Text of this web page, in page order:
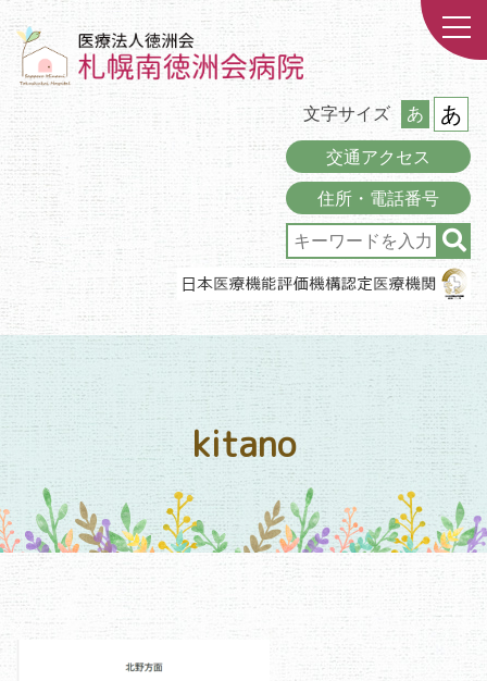
文字サイズ あ あ
交通アクセス
住所・電話番号
kitano